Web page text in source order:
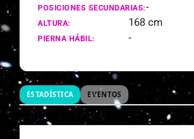
POSICIONES SECUNDARIAS:-
ALTURA: 168 cm
PIERNA HÁBIL: -
ESTADÍSTICA EVENTOS